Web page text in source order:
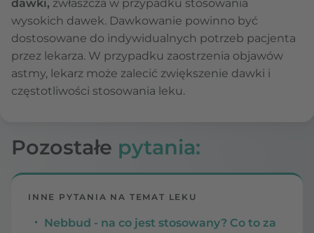
dawki, zwłaszcza w przypadku stosowania
wysokich dawek. Dawkowanie powinno być
dostosowane do indywidualnych potrzeb pacjenta
przez lekarza. W przypadku zaostrzenia objawów
astmy, lekarz może zalecić zwiększenie dawki i
częstotliwości stosowania leku.
Pozostałe pytania:
INNE PYTANIA NA TEMAT LEKU
Nebbud - na co jest stosowany? Co to za